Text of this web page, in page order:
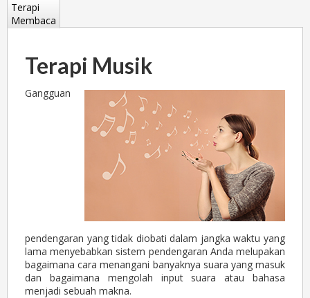
Terapi
Membaca
Terapi Musik
Gangguan
pendengaran yang tidak diobati dalam jangka waktu yang
lama menyebabkan sistem pendengaran Anda melupakan
bagaimana cara menangani banyaknya suara yang masuk
dan bagaimana mengolah input suara atau bahasa
menjadi sebuah makna.